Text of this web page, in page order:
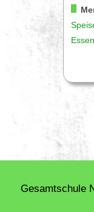
Gesamtschule